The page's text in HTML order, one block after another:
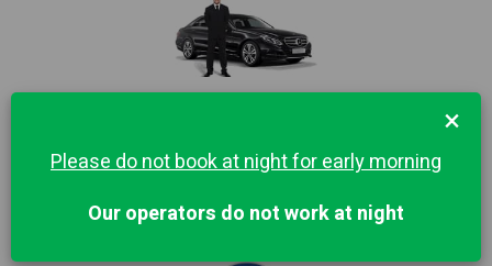
города Мюнхен. 1 час бесплатного
в стоимость.
×
Please do not book at night for early morning
Our operators do not work at night